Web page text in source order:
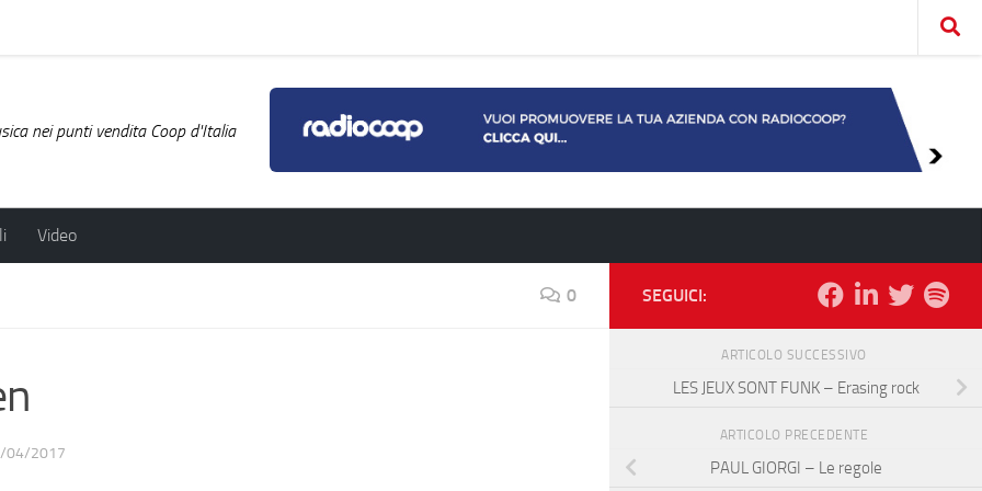
nei punti vendita Coop d'Italia
Video
0
04/2017
SEGUICI:
ARTICOLO SUCCESSIVO
LES JEUX SONT FUNK – Erasing rock
ARTICOLO PRECEDENTE
PAUL GIORGI – Le regole